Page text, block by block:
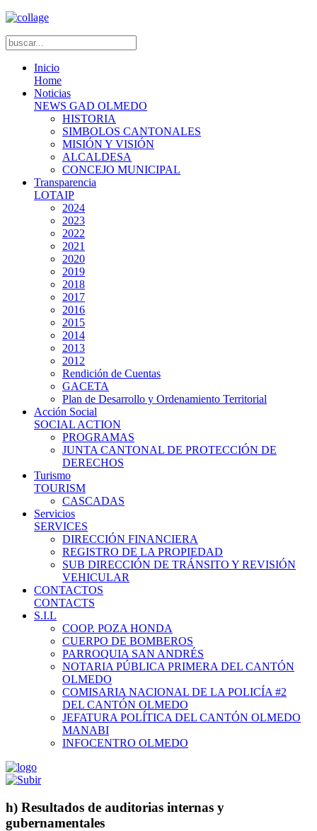
Inicio
Home
Noticias
NEWS GAD OLMEDO
HISTORIA
SIMBOLOS CANTONALES
MISIÓN Y VISIÓN
ALCALDESA
CONCEJO MUNICIPAL
Transparencia
LOTAIP
2024
2023
2022
2021
2020
2019
2018
2017
2016
2015
2014
2013
2012
Rendición de Cuentas
GACETA
Plan de Desarrollo y Ordenamiento Territorial
Acción Social
SOCIAL ACTION
PROGRAMAS
JUNTA CANTONAL DE PROTECCIÓN DE
DERECHOS
Turismo
TOURISM
CASCADAS
Servicios
SERVICES
DIRECCIÓN FINANCIERA
REGISTRO DE LA PROPIEDAD
SUB DIRECCIÓN DE TRÁNSITO Y REVISIÓN
VEHICULAR
CONTACTOS
CONTACTS
S.I.L
COOP. POZA HONDA
CUERPO DE BOMBEROS
PARROQUIA SAN ANDRÉS
NOTARIA PÚBLICA PRIMERA DEL CANTÓN
OLMEDO
COMISARIA NACIONAL DE LA POLICÍA #2
DEL CANTÓN OLMEDO
JEFATURA POLÍTICA DEL CANTÓN OLMEDO
MANABI
INFOCENTRO OLMEDO
h) Resultados de auditorias internas y
gubernamentales